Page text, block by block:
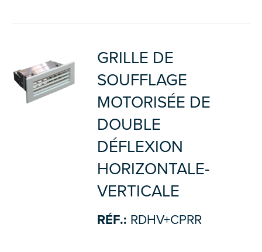
GRILLE DE
SOUFFLAGE
MOTORISÉE DE
DOUBLE
DÉFLEXION
HORIZONTALE-
VERTICALE
RÉF.: RDHV+CPRR